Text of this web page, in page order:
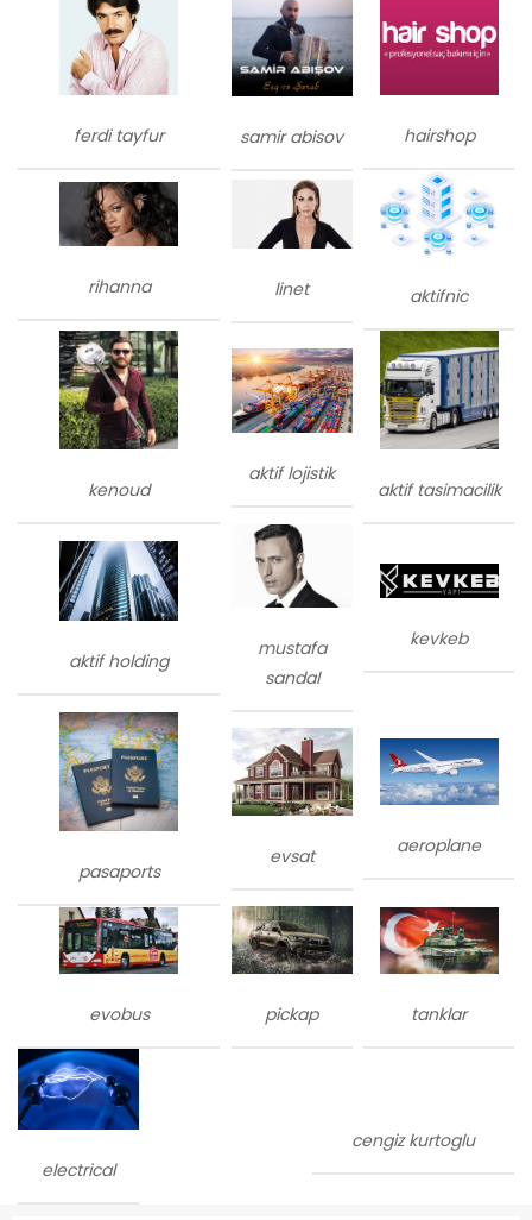
ferdi tayfur samir abisov hairshop
rihanna linet aktifnic
kenoud
aktif lojistik
aktif tasimacilik
aktif holding
mustafa
sandal
kevkeb
pasaports
evsat aeroplane
evobus pickap tanklar
electrical
cengiz kurtoglu